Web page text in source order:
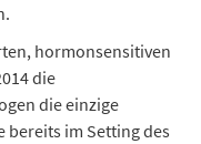
hormonsensitiven
die
die einzige
bereits im Setting des